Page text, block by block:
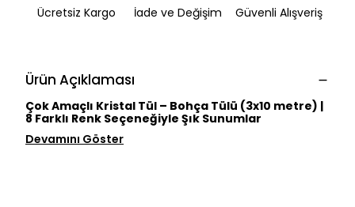
Ücretsiz Kargo İade ve Değişim Güvenli Alışveriş
Ürün Açıklaması
Çok Amaçlı Kristal Tül – Bohça Tülü (3x10 metre) |
8 Farklı Renk Seçeneğiyle Şık Sunumlar
Devamını Göster